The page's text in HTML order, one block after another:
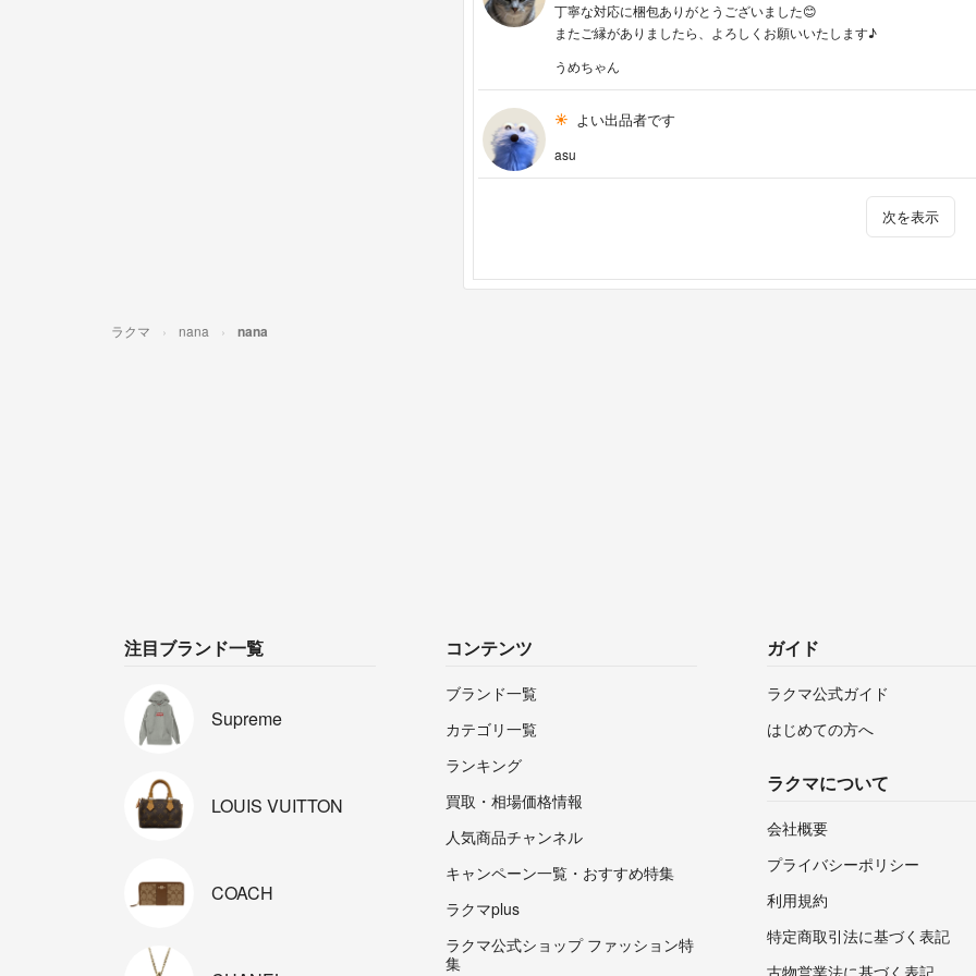
丁寧な対応に梱包ありがとうございました😊
またご縁がありましたら、よろしくお願いいたします♪
うめちゃん
よい出品者です
asu
次を表示
ラクマ nana nana
注目ブランド一覧
Supreme
LOUIS VUITTON
COACH
コンテンツ
ブランド一覧
カテゴリ一覧
ランキング
買取・相場価格情報
人気商品チャンネル
キャンペーン一覧・おすすめ特集
ラクマplus
ラクマ公式ショップ ファッション特
集
ガイド
ラクマ公式ガイド
はじめての方へ
ラクマについて
会社概要
プライバシーポリシー
利用規約
特定商取引法に基づく表記
古物営業法に基づく表記